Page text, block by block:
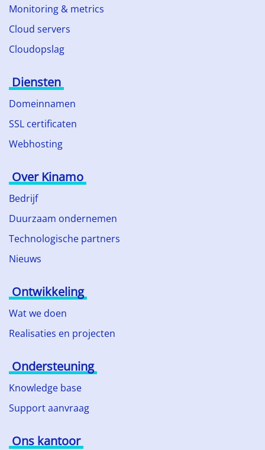
Monitoring & metrics
Cloud servers
Cloudopslag
Diensten
Domeinnamen
SSL certificaten
Webhosting
Over Kinamo
Bedrijf
Duurzaam ondernemen
Technologische partners
Nieuws
Ontwikkeling
Wat we doen
Realisaties en projecten
Ondersteuning
Knowledge base
Support aanvraag
Ons kantoor